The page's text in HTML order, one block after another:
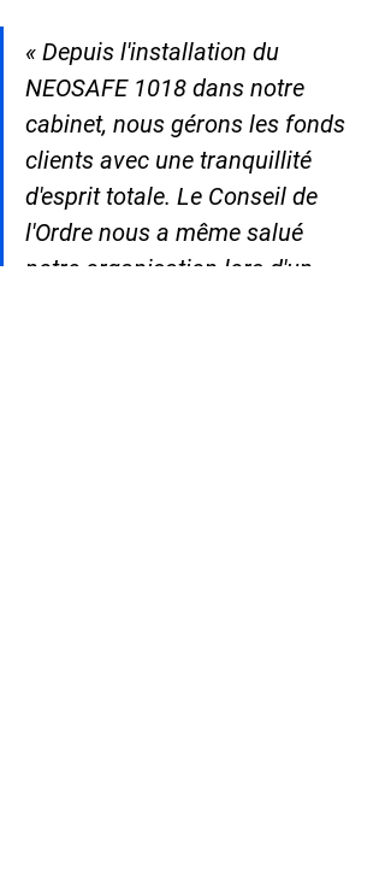
« Depuis l'installation du
NEOSAFE 1018 dans notre
cabinet, nous gérons les fonds
clients avec une tranquillité
d'esprit totale. Le Conseil de
l'Ordre nous a même salué
notre organisation lors d'un